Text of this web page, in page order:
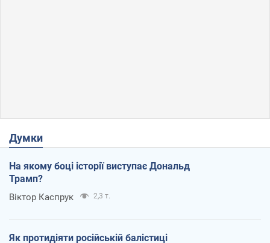
Думки
На якому боці історії виступає Дональд
Трамп?
Віктор Каспрук 2,3 т.
Як протидіяти російській балістиці